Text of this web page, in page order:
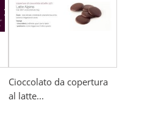
Cioccolato da copertura
al latte...